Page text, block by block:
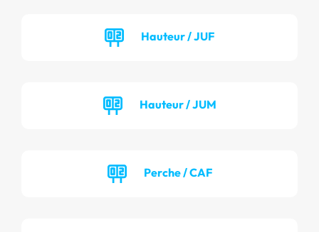
Hauteur / JUF
Hauteur / JUM
Perche / CAF